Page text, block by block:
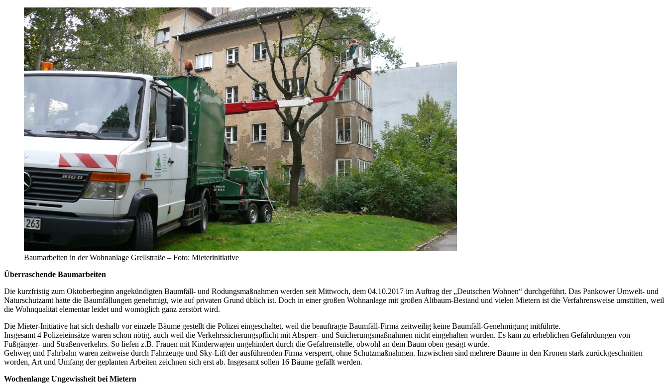
Baumarbeiten in der Wohnanlage Grellstraße – Foto: Mieterinitiative
Überraschende Baumarbeiten
Die kurzfristig zum Oktoberbeginn angekündigten Baumfäll- und Rodungsmaßnahmen werden seit Mittwoch, dem 04.10.2017 im Auftrag der „Deutschen Wohnen“ durchgeführt. Das Pankower Umwelt- und
Naturschutzamt hatte die Baumfällungen genehmigt, wie auf privaten Grund üblich ist. Doch in einer großen Wohnanlage mit großen Altbaum-Bestand und vielen Mietern ist die Verfahrensweise umsttitten, weil
die Wohnqualität elementar leidet und womöglich ganz zerstört wird.
Die Mieter-Initiative hat sich deshalb vor einzele Bäume gestellt die Polizei eingeschaltet, weil die beauftragte Baumfäll-Firma zeitweilig keine Baumfäll-Genehmigung mitführte.
Insgesamt 4 Polizeieinsätze waren schon nötig, auch weil die Verkehrssicherungspflicht mit Absperr- und Suicherungsmaßnahmen nicht eingehalten wurden. Es kam zu erheblichen Gefährdungen von
Fußgänger- und Straßenverkehrs. So liefen z.B. Frauen mit Kinderwagen ungehindert durch die Gefahrenstelle, obwohl an dem Baum oben gesägt wurde.
Gehweg und Fahrbahn waren zeitweise durch Fahrzeuge und Sky-Lift der ausführenden Firma versperrt, ohne Schutzmaßnahmen. Inzwischen sind mehrere Bäume in den Kronen stark zurückgeschnitten
worden, Art und Umfang der geplanten Arbeiten zeichnen sich erst ab. Insgesamt sollen 16 Bäume gefällt werden.
Wochenlange Ungewissheit bei Mietern